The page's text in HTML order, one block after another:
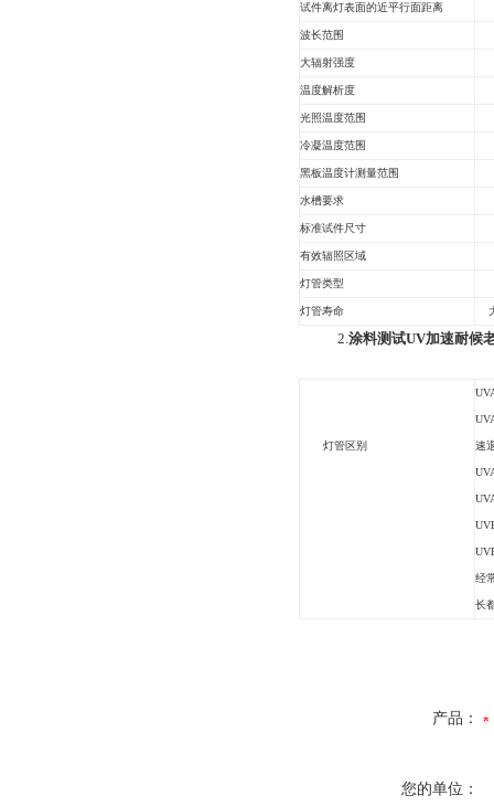
试件离灯表面的近平行面距离
波长范围
大辐射强度
温度解析度
光照温度范围
冷凝温度范围
黑板温度计测量范围
水槽要求
标准试件尺寸
有效辐照区域
灯管类型
灯管寿命
2.涂料测试UV加速耐候
灯管区别 速
经
长
产品：
您的单位：